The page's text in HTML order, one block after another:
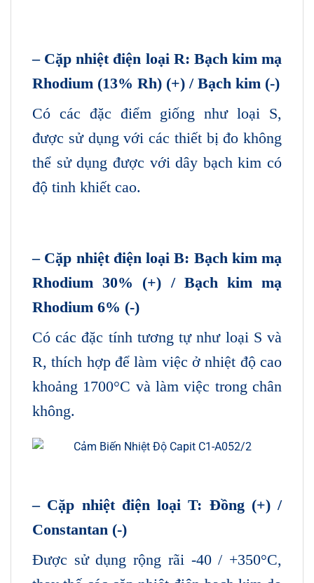
– Cặp nhiệt điện loại R: Bạch kim mạ
Rhodium (13% Rh) (+) / Bạch kim (-)
Có các đặc điểm giống như loại S,
được sử dụng với các thiết bị đo không
thể sử dụng được với dây bạch kim có
độ tinh khiết cao.
– Cặp nhiệt điện loại B: Bạch kim mạ
Rhodium 30% (+) / Bạch kim mạ
Rhodium 6% (-)
Có các đặc tính tương tự như loại S và
R, thích hợp để làm việc ở nhiệt độ cao
khoảng 1700°C và làm việc trong chân
không.
– Cặp nhiệt điện loại T: Đồng (+) /
Constantan (-)
Được sử dụng rộng rãi -40 / +350°C,